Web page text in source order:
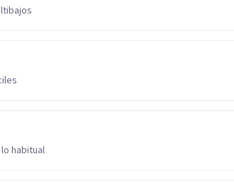
habitual